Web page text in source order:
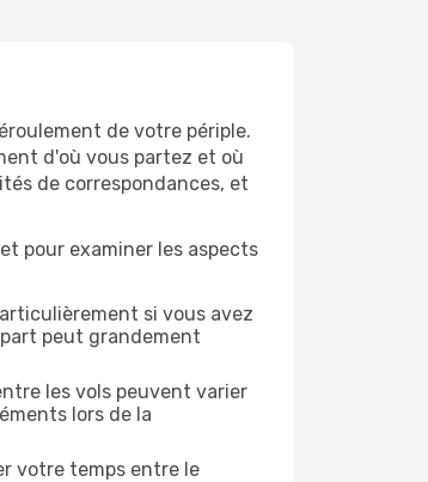
de votre périple.
d'où vous partez et où
de correspondances, et
pour examiner les aspects
si vous avez
peut grandement
les vols peuvent varier
lors de la
votre temps entre le